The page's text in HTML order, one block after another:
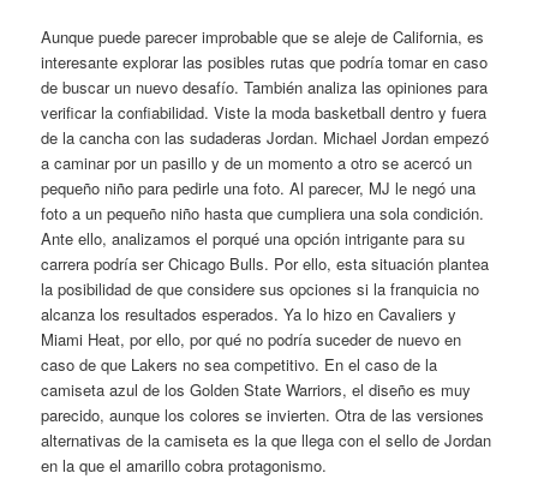
Aunque puede parecer improbable que se aleje de California, es
interesante explorar las posibles rutas que podría tomar en caso
de buscar un nuevo desafío. También analiza las opiniones para
verificar la confiabilidad. Viste la moda basketball dentro y fuera
de la cancha con las sudaderas Jordan. Michael Jordan empezó
a caminar por un pasillo y de un momento a otro se acercó un
pequeño niño para pedirle una foto. Al parecer, MJ le negó una
foto a un pequeño niño hasta que cumpliera una sola condición.
Ante ello, analizamos el porqué una opción intrigante para su
carrera podría ser Chicago Bulls. Por ello, esta situación plantea
la posibilidad de que considere sus opciones si la franquicia no
alcanza los resultados esperados. Ya lo hizo en Cavaliers y
Miami Heat, por ello, por qué no podría suceder de nuevo en
caso de que Lakers no sea competitivo. En el caso de la
camiseta azul de los Golden State Warriors, el diseño es muy
parecido, aunque los colores se invierten. Otra de las versiones
alternativas de la camiseta es la que llega con el sello de Jordan
en la que el amarillo cobra protagonismo.